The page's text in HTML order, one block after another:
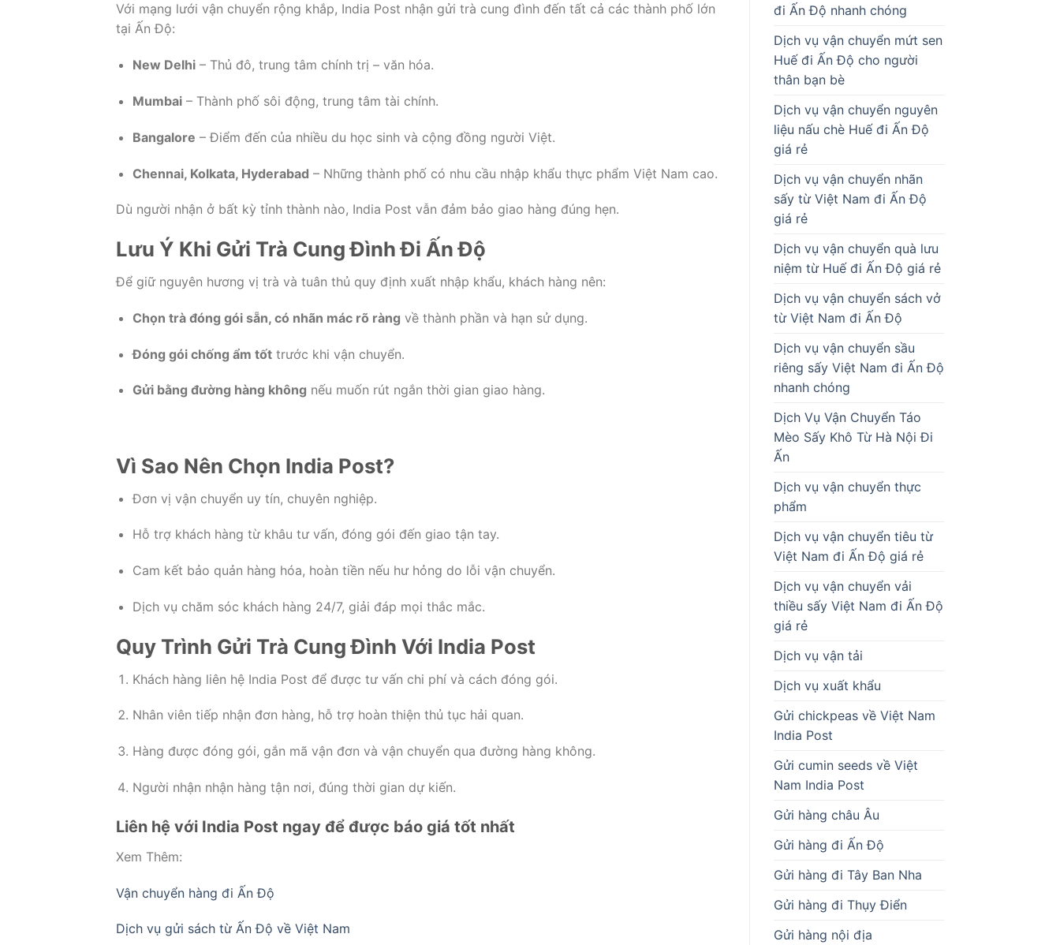
Với mạng lưới vận chuyển rộng khắp, India Post nhận gửi trà cung đình đến tất cả các thành phố lớn
tại Ấn Độ:
New Delhi– Thủ đô, trung tâm chính trị – văn hóa.
Mumbai– Thành phố sôi động, trung tâm tài chính.
Bangalore – Điểm đến của nhiều du học sinh và cộng đồng người Việt.
Chennai, Kolkata, Hyderabad – Những thành phố có nhu cầu nhập khẩu thực phẩm Việt Nam cao.
Dù người nhận ở bất kỳ tỉnh thành nào, India Post vẫn đảm bảo giao hàng đúng hẹn.
Lưu Ý Khi Gửi Trà Cung Đình Đi Ấn Độ
Để giữ nguyên hương vị trà và tuân thủ quy định xuất nhập khẩu, khách hàng nên:
Chọn trà đóng gói sẵn, có nhãn mác rõ ràng về thành phần và hạn sử dụng.
Đóng gói chống ẩm tốttrước khi vận chuyển.
Gửi bằng đường hàng không nếu muốn rút ngắn thời gian giao hàng.
Vì Sao Nên Chọn India Post?
Đơn vị vận chuyển uy tín, chuyên nghiệp.
Hỗ trợ khách hàng từ khâu tư vấn, đóng gói đến giao tận tay.
Cam kết bảo quản hàng hóa, hoàn tiền nếu hư hỏng do lỗi vận chuyển.
Dịch vụ chăm sóc khách hàng 24/7, giải đáp mọi thắc mắc.
Quy Trình Gửi Trà Cung Đình Với India Post
Khách hàng liên hệ India Post để được tư vấn chi phí và cách đóng gói.
Nhân viên tiếp nhận đơn hàng, hỗ trợ hoàn thiện thủ tục hải quan.
Hàng được đóng gói, gắn mã vận đơn và vận chuyển qua đường hàng không.
Người nhận nhận hàng tận nơi, đúng thời gian dự kiến.
Liên hệ với India Post ngay để được báo giá tốt nhất
Xem Thêm:
Vận chuyển hàng đi Ấn Độ
Dịch vụ gửi sách từ Ấn Độ về Việt Nam
đi Ấn Độ nhanh chóng
Dịch vụ vận chuyển mứt sen
Huế đi Ấn Độ cho người
thân bạn bè
Dịch vụ vận chuyển nguyên
liệu nấu chè Huế đi Ấn Độ
giá rẻ
Dịch vụ vận chuyển nhãn
sấy từ Việt Nam đi Ấn Độ
giá rẻ
Dịch vụ vận chuyển quà lưu
niệm từ Huế đi Ấn Độ giá rẻ
Dịch vụ vận chuyển sách vở
từ Việt Nam đi Ấn Độ
Dịch vụ vận chuyển sầu
riêng sấy Việt Nam đi Ấn Độ
nhanh chóng
Dịch Vụ Vận Chuyển Táo
Mèo Sấy Khô Từ Hà Nội Đi
Ấn
Dịch vụ vận chuyển thực
phẩm
Dịch vụ vận chuyển tiêu từ
Việt Nam đi Ấn Độ giá rẻ
Dịch vụ vận chuyển vải
thiều sấy Việt Nam đi Ấn Độ
giá rẻ
Dịch vụ vận tải
Dịch vụ xuất khẩu
Gửi chickpeas về Việt Nam
India Post
Gửi cumin seeds về Việt
Nam India Post
Gửi hàng châu Âu
Gửi hàng đi Ấn Độ
Gửi hàng đi Tây Ban Nha
Gửi hàng đi Thụy Điển
Gửi hàng nội địa